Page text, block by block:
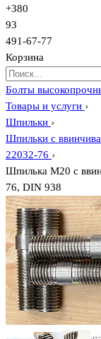
+380
93
491-67-77
Корзина
Болты
Товары и услуги ›
Шпильки ›
Шпильки с
22032-76 ›
Шпилька М20 с
76, DIN 938